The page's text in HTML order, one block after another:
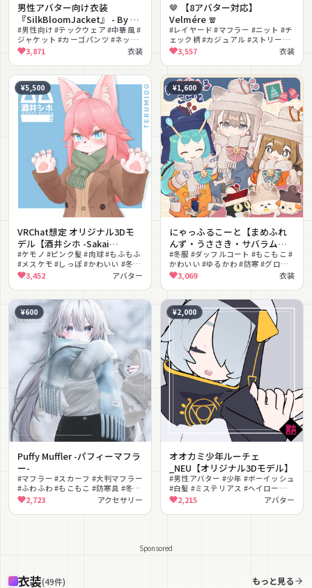
男性アバター向け衣装
『SilkBloomJacket』 - By 伊
ノ本カズラ / CP4
#男性向け #テックウェア #中華風 #
ジャケット #カーゴパンツ #ネック
ウォーマー #チェック柄 #花柄 #ク
ール #ロングブーツ
3,871 衣装
🤎 【8アバター対応】
Velmére 🧣
#レイヤード #マフラー #ニット #チ
ェック柄 #カジュアル #ストリート
#MA対応 #lilToon対応 #PhysBone
対応 #ヘッドドレス
3,557 衣装
¥5,500
VRChat想定 オリジナル3Dモ
デル【酒井シホ -Sakai
Shiho-】
#ケモノ #ピンク髪 #肉球 #もふもふ
#メスケモ #しっぽ #かわいい #冬服
#もちふぃった〜対応
3,452 アバター
¥1,600
にゃっふるこーと【まめふれ
んず・うささき・サバラム対
応】
#冬服 #ダッフルコート #もこもこ #
かわいい #ゆるかわ #防寒 #グロー
ブ #マフラー #ベスト #MA対応
3,069 衣装
¥600
Puffy Muffler -パフィーマフラ
ー-
#マフラー #スカーフ #大判マフラー
#ふわふわ #もこもこ #防寒具 #冬服
#あったかい #カジュアル #色変更可
2,723 アクセサリー
¥2,000
オオカミ少年ルーチェ
_NEU【オリジナル3Dモデル】
#男性アバター #少年 #ボーイッシュ
#白髪 #ミステリアス #ヘイロー
#VRChat #lilToon対応 #もちふぃっ
た〜対応 #もちふぃった～対応
2,215 アバター
Sponsored
衣装(49件) もっと見る